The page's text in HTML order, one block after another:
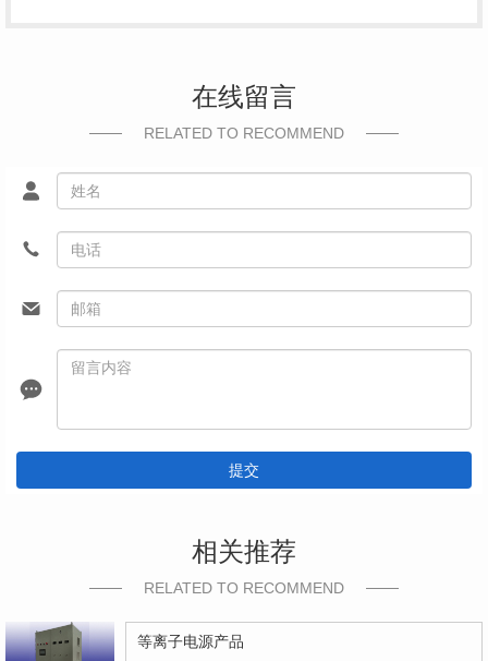
在线留言
RELATED TO RECOMMEND
提交
相关推荐
RELATED TO RECOMMEND
等离子电源产品